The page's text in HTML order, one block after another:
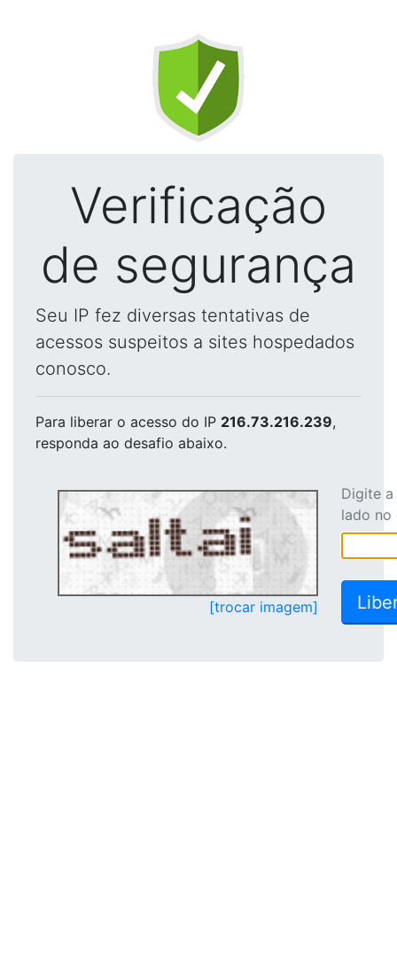
Verificação
de segurança
Seu IP fez diversas tentativas de
acessos suspeitos a sites hospedados
conosco.
Para liberar o acesso do IP 216.73.216.239,
responda ao desafio abaixo.
[trocar imagem]
Digite
lado no